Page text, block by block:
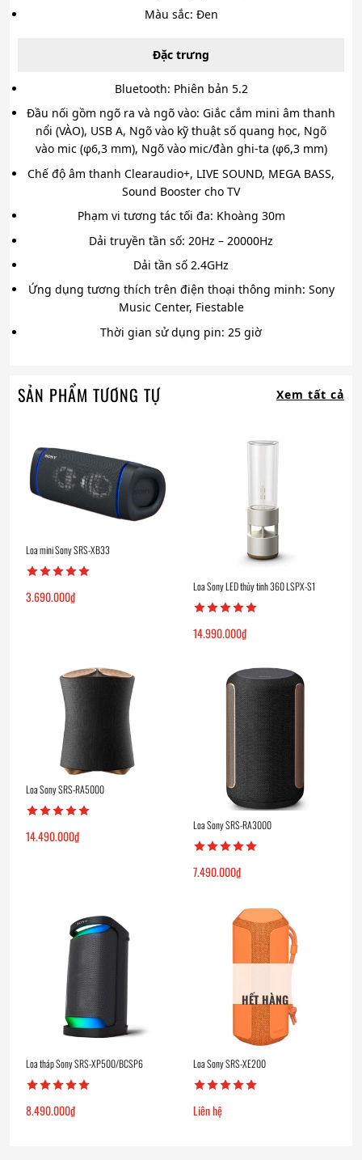
Màu sắc: Đen
Đặc trưng
Bluetooth: Phiên bản 5.2
Đầu nối gồm ngõ ra và ngõ vào: Giắc cắm mini âm thanh
nổi (VÀO), USB A, Ngõ vào kỹ thuật số quang học, Ngõ
vào mic (φ6,3 mm), Ngõ vào mic/đàn ghi-ta (φ6,3 mm)
Chế độ âm thanh Clearaudio+, LIVE SOUND, MEGA BASS,
Sound Booster cho TV
Phạm vi tương tác tối đa: Khoàng 30m
Dải truyền tần số: 20Hz – 20000Hz
Dải tần số 2.4GHz
Ứng dụng tương thích trên điện thoại thông minh: Sony
Music Center, Fiestable
Thời gian sử dụng pin: 25 giờ
SẢN PHẨM TƯƠNG TỰ Xem tất cả
Loa mini Sony SRS-XB33
3.690.000₫
Loa Sony LED thủy tinh 360 LSPX-S1
14.990.000₫
Loa Sony SRS-RA5000
14.490.000₫
Loa Sony SRS-RA3000
7.490.000₫
Loa tháp Sony SRS-XP500/BCSP6
8.490.000₫
HẾT HÀNG
Loa Sony SRS-XE200
Liên hệ